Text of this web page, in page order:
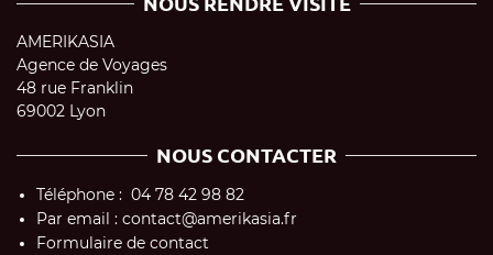
AMERIKASIA
Agence de Voyages
48 rue Franklin
69002 Lyon
NOUS CONTACTER
Téléphone : 04 78 42 98 82
Par email : contact@amerikasia.fr
Formulaire de contact